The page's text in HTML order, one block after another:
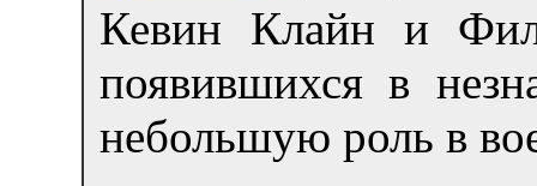
Кевин Клайн и
появившихся в
небольшую роль в